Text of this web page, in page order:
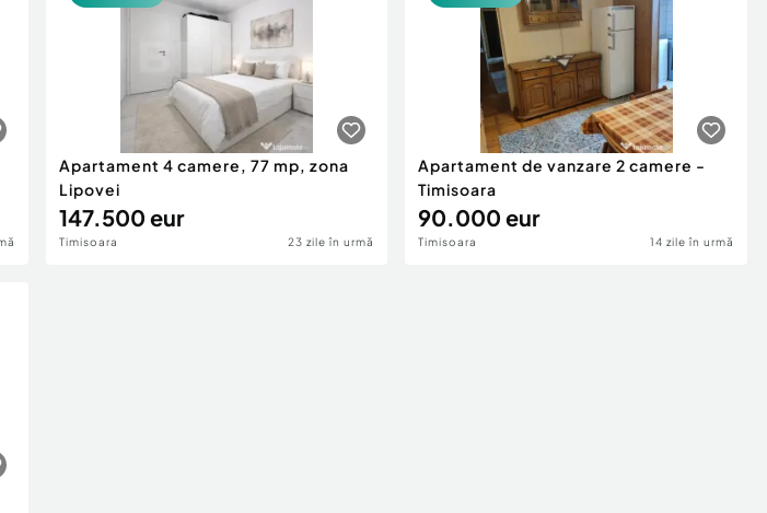
Apartament 4 camere, 77 mp, zona
Lipovei
147.500 eur
Timisoara 23 zile în urmă
Apartament de vanzare 2 camere -
Timisoara
90.000 eur
Timisoara 14 zile în urmă